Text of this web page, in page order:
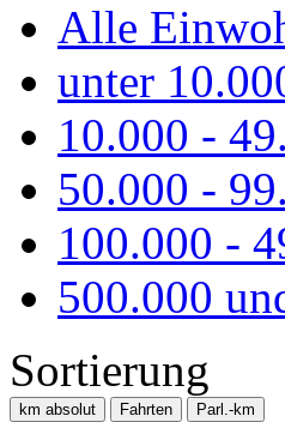
Alle
unter
10.000 -
50.000 -
100.000 -
500.000
Sortierung
km absolut Fahrten Parl.-km